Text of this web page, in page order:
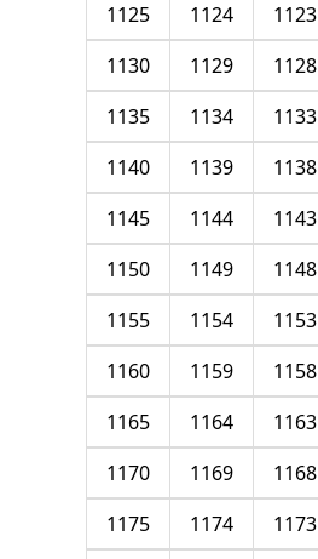
1123
1124
1125
1128
1129
1130
1133
1134
1135
1138
1139
1140
1143
1144
1145
1148
1149
1150
1153
1154
1155
1158
1159
1160
1163
1164
1165
1168
1169
1170
1173
1174
1175